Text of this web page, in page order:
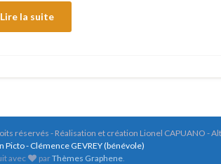
Lire la suite
réservés - Réalisation et création Lionel CAPUANO -
Picto - Clémence GEVREY (bénévole)
avec
parThèmes Graphene.